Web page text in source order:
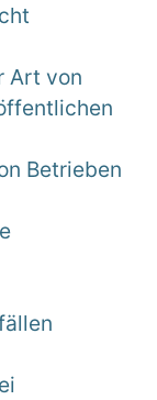
Art von
Betrieben